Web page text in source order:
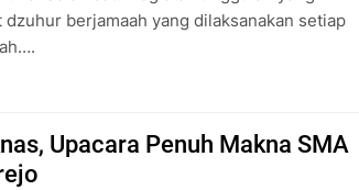
berjamaah yang dilaksanakan setiap
Upacara Penuh Makna SMA